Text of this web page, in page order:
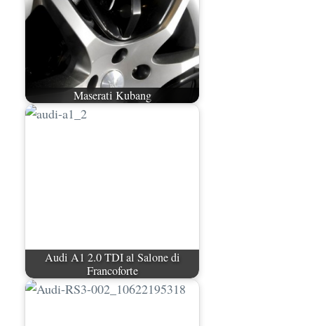
Maserati Kubang
Audi A1 2.0 TDI al Salone di
Francoforte